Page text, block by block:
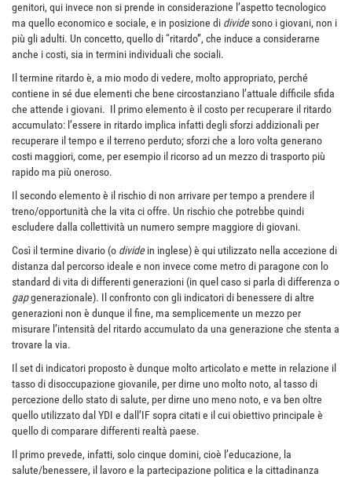
genitori, qui invece non si prende in considerazione l’aspetto tecnologico
ma quello economico e sociale, e in posizione di dividesono i giovani, non i
più gli adulti. Un concetto, quello di “ritardo”, che induce a considerarne
anche i costi, sia in termini individuali che sociali.
Il termine ritardo è, a mio modo di vedere, molto appropriato, perché
contiene in sé due elementi che bene circostanziano l’attuale difficile sfida
che attende i giovani. Il primo elemento è il costo per recuperare il ritardo
accumulato: l’essere in ritardo implica infatti degli sforzi addizionali per
recuperare il tempo e il terreno perduto; sforzi che a loro volta generano
costi maggiori, come, per esempio il ricorso ad un mezzo di trasporto più
rapido ma più oneroso.
Il secondo elemento è il rischio di non arrivare per tempo a prendere il
treno/opportunità che la vita ci offre. Un rischio che potrebbe quindi
escludere dalla collettività un numero sempre maggiore di giovani.
Così il termine divario (o dividein inglese) è qui utilizzato nella accezione di
distanza dal percorso ideale e non invece come metro di paragone con lo
standard di vita di differenti generazioni (in quel caso si parla di differenza o
gapgenerazionale). Il confronto con gli indicatori di benessere di altre
generazioni non è dunque il fine, ma semplicemente un mezzo per
misurare l’intensità del ritardo accumulato da una generazione che stenta a
trovare la via.
Il set di indicatori proposto è dunque molto articolato e mette in relazione il
tasso di disoccupazione giovanile, per dirne uno molto noto, al tasso di
percezione dello stato di salute, per dirne uno meno noto, e va ben oltre
quello utilizzato dal YDI e dall’IF sopra citati e il cui obiettivo principale è
quello di comparare differenti realtà paese.
Il primo prevede, infatti, solo cinque domini, cioè l’educazione, la
salute/benessere, il lavoro e la partecipazione politica e la cittadinanza